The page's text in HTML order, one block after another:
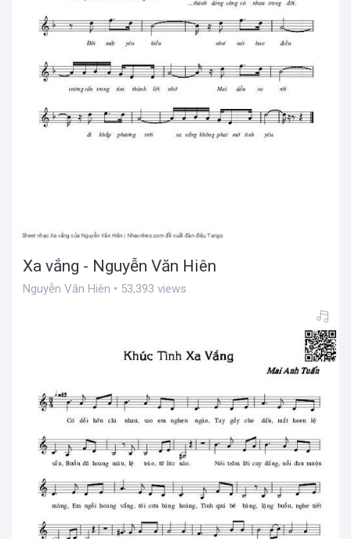
Xa vắng - Nguyễn Văn Hiên
Nguyễn Văn Hiên • 53,393 views